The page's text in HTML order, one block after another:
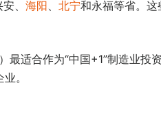
、 海阳、 北宁和永福等省。这
最适合作为“中国+1”制造业投
。